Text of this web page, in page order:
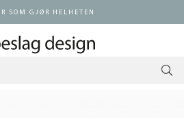
SOM GJØR HELHETEN